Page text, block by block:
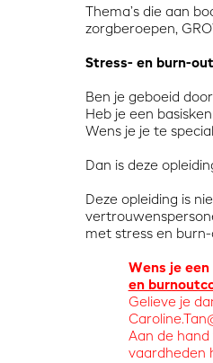
Thema’s die aan
zorgberoepen,
Stress- en burn-
Ben je geboeid
Heb je een
Wens je je te
Dan is deze
Deze opleiding is
met stress en burn-
Wens je
en
Gelieve je
Aan de
vaardheden